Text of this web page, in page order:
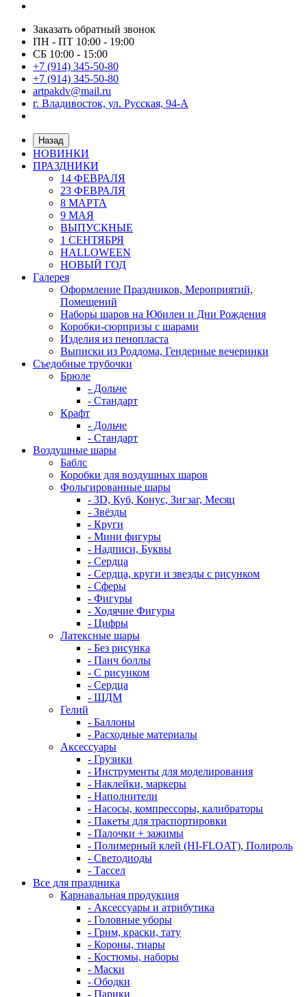
Заказать обратный звонок
ПН - ПТ 10:00 - 19:00
СБ 10:00 - 15:00
+7 (914) 345-50-80
+7 (914) 345-50-80
artpakdv@mail.ru
г. Владивосток, ул. Русская, 94-А
Назад
НОВИНКИ
ПРАЗДНИКИ
14 ФЕВРАЛЯ
23 ФЕВРАЛЯ
8 МАРТА
9 МАЯ
ВЫПУСКНЫЕ
1 СЕНТЯБРЯ
HALLOWEEN
НОВЫЙ ГОД
Галерея
Оформление Праздников, Мероприятий,
Помещений
Наборы шаров на Юбилеи и Дни Рождения
Коробки-сюрпризы с шарами
Изделия из пенопласта
Выписки из Роддома, Гендерные вечеринки
Съедобные трубочки
Брюле
- Дольче
- Стандарт
Крафт
- Дольче
- Стандарт
Воздушные шары
Баблс
Коробки для воздушных шаров
Фольгированные шары
- 3D, Куб, Конус, Зигзаг, Месяц
- Звёзды
- Круги
- Мини фигуры
- Надписи, Буквы
- Сердца
- Сердца, круги и звезды с рисунком
- Сферы
- Фигуры
- Ходячие Фигуры
- Цифры
Латексные шары
- Без рисунка
- Панч боллы
- С рисунком
- Сердца
- ШДМ
Гелий
- Баллоны
- Расходные материалы
Аксессуары
- Грузики
- Инструменты для моделирования
- Наклейки, маркеры
- Наполнители
- Насосы, компрессоры, калибраторы
- Пакеты для траспортировки
- Палочки + зажимы
- Полимерный клей (HI-FLOAT), Полироль
- Светодиоды
- Тассел
Все для праздника
Карнавальная продукция
- Аксессуары и атрибутика
- Головные уборы
- Грим, краски, тату
- Короны, тиары
- Костюмы, наборы
- Маски
- Ободки
- Парики